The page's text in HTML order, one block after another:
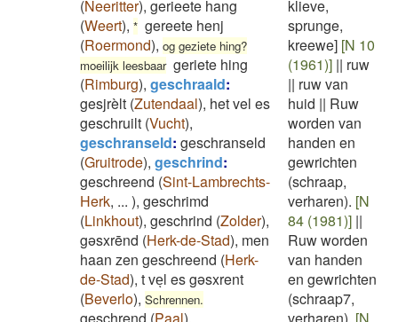
(Neeritter), gerieete hang
(Weert), * gereete henj
(Roermond), og geziete hing?
moeilijk leesbaar geriete hing
(Rimburg), geschraald:
gesjrèlt (Zutendaal), het vel es
geschruilt (Vucht),
geschranseld: geschranseld
(Gruitrode), geschrind:
geschreend (Sint-Lambrechts-
Herk, ... ), geschrimd
(Linkhout), geschrind (Zolder),
gəsxrēnd (Herk-de-Stad), men
haan zen geschreend (Herk-
de-Stad), t veͅl es gəsxrent
(Beverlo), Schrennen.
klieve,
sprunge,
kreewe] [N 10
(1961)] || ruw
|| ruw van
huid || Ruw
worden van
handen en
gewrichten
(schraap,
verharen). [N
84 (1981)] ||
Ruw worden
van handen
en gewrichten
(schraap7,